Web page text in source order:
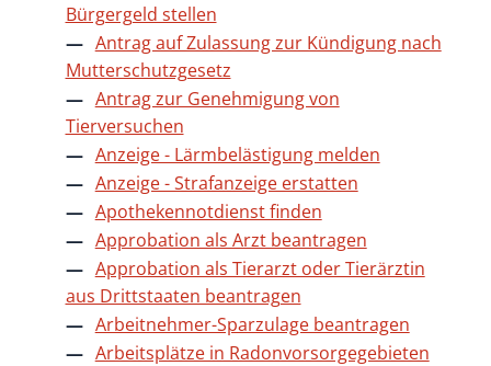
Bürgergeld stellen
Antrag auf Zulassung zur Kündigung nach
Mutterschutzgesetz
Antrag zur Genehmigung von
Tierversuchen
Anzeige - Lärmbelästigung melden
Anzeige - Strafanzeige erstatten
Apothekennotdienst finden
Approbation als Arzt beantragen
Approbation als Tierarzt oder Tierärztin
aus Drittstaaten beantragen
Arbeitnehmer-Sparzulage beantragen
Arbeitsplätze in Radonvorsorgegebieten